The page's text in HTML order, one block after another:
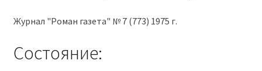
Журнал "Роман газета" № 7 (773) 1975 г.
Состояние: